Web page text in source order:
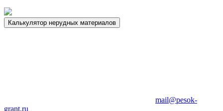
Калькулятор нерудных материалов
mail@pesok-
grant.ru